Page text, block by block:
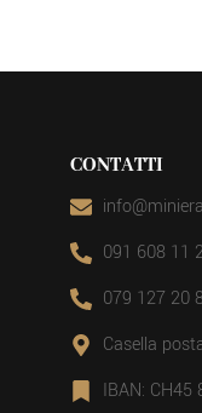
CONTATTI
091 608 11
079 127 20
Casella
IBAN: